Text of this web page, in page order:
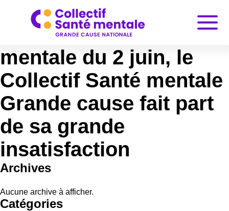
Au sortir de la réunion
interministérielle Santé
mentale du 2 juin, le
Collectif Santé mentale
Grande cause fait part
de sa grande
insatisfaction
Archives
Aucune archive à afficher.
Catégories